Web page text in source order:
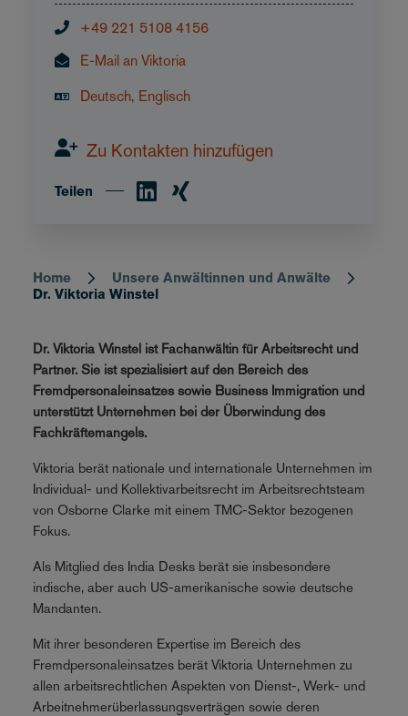
Breadcrumb
Home
Unsere Anwältinnen und Anwälte
Dr. Viktoria Winstel
Dr. Viktoria Winstel ist Fachanwältin für Arbeitsrecht und
Partner. Sie ist spezialisiert auf den Bereich des
Fremdpersonaleinsatzes sowie Business Immigration und
unterstützt Unternehmen bei der Überwindung des
Fachkräftemangels.
Viktoria berät nationale und internationale Unternehmen im
Individual- und Kollektivarbeitsrecht im Arbeitsrechtsteam
von Osborne Clarke mit einem TMC-Sektor bezogenen
Fokus.
Als Mitglied des India Desks berät sie insbesondere
indische, aber auch US-amerikanische sowie deutsche
Mandanten.
Mit ihrer besonderen Expertise im Bereich des
Fremdpersonaleinsatzes berät Viktoria Unternehmen zu
allen arbeitsrechtlichen Aspekten von Dienst-, Werk- und
Arbeitnehmerüberlassungsverträgen sowie deren
+49 221 5108 4156
E-Mail an Viktoria
Deutsch, Englisch
Zu Kontakten hinzufügen
Teilen